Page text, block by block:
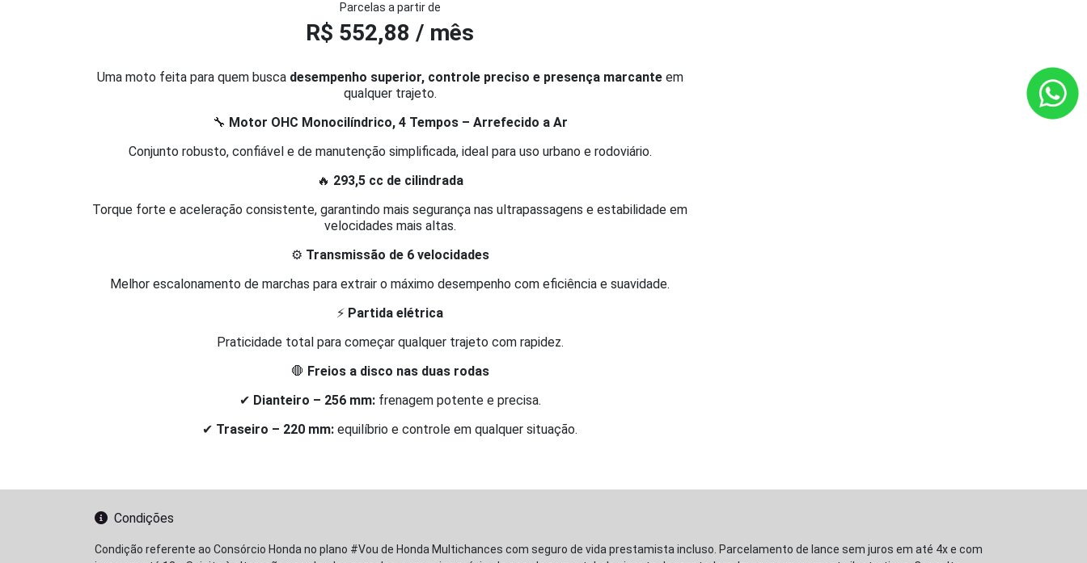
Parcelas a partir de
R$ 552,88 / mês
Uma moto feita para quem busca desempenho superior, controle preciso e presença marcanteem
qualquer trajeto.
🔧 Motor OHC Monocilíndrico, 4 Tempos – Arrefecido a Ar
Conjunto robusto, confiável e de manutenção simplificada, ideal para uso urbano e rodoviário.
🔥 293,5 cc de cilindrada
Torque forte e aceleração consistente, garantindo mais segurança nas ultrapassagens e estabilidade em
velocidades mais altas.
⚙️ Transmissão de 6 velocidades
Melhor escalonamento de marchas para extrair o máximo desempenho com eficiência e suavidade.
⚡ Partida elétrica
Praticidade total para começar qualquer trajeto com rapidez.
🛑 Freios a disco nas duas rodas
✔ Dianteiro – 256 mm:frenagem potente e precisa.
✔ Traseiro – 220 mm: equilíbrio e controle em qualquer situação.
Condições
Condição referente ao Consórcio Honda no plano #Vou de Honda Multichances com seguro de vida prestamista incluso. Parcelamento de lance sem juros em até 4x e com